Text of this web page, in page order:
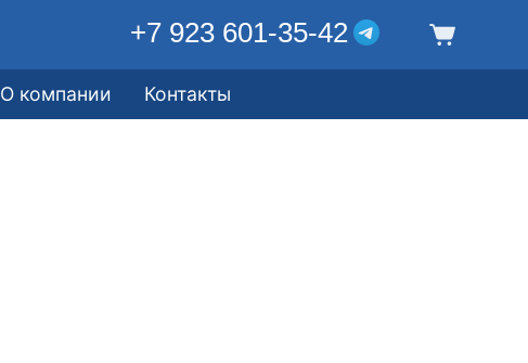
+7 923 601-35-42
О компании Контакты